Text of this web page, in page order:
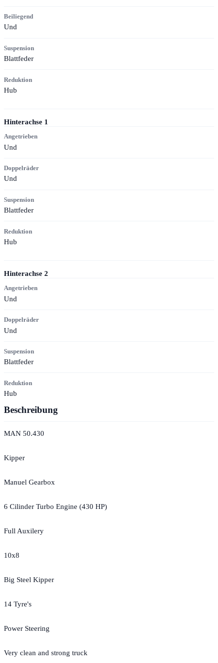
Beiliegend
Und
Suspension
Blattfeder
Reduktion
Hub
Hinterachse 1
Angetrieben
Und
Doppelräder
Und
Suspension
Blattfeder
Reduktion
Hub
Hinterachse 2
Angetrieben
Und
Doppelräder
Und
Suspension
Blattfeder
Reduktion
Hub
Beschreibung
MAN 50.430
Kipper
Manuel Gearbox
6 Cilinder Turbo Engine (430 HP)
Full Auxilery
10x8
Big Steel Kipper
14 Tyre's
Power Steering
Very clean and strong truck